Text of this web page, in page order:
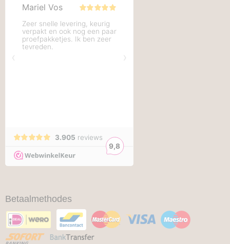
Betaalmethodes